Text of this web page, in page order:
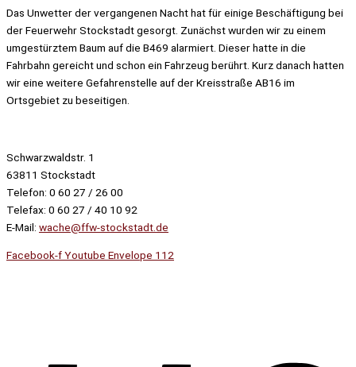
Das Unwetter der vergangenen Nacht hat für einige Beschäftigung bei
der Feuerwehr Stockstadt gesorgt. Zunächst wurden wir zu einem
umgestürztem Baum auf die B469 alarmiert. Dieser hatte in die
Fahrbahn gereicht und schon ein Fahrzeug berührt. Kurz danach hatten
wir eine weitere Gefahrenstelle auf der Kreisstraße AB16 im
Ortsgebiet zu beseitigen.
Schwarzwaldstr. 1
63811 Stockstadt
Telefon: 0 60 27 / 26 00
Telefax: 0 60 27 / 40 10 92
E-Mail: wache@ffw-stockstadt.de
Facebook-fYoutube Envelope 112